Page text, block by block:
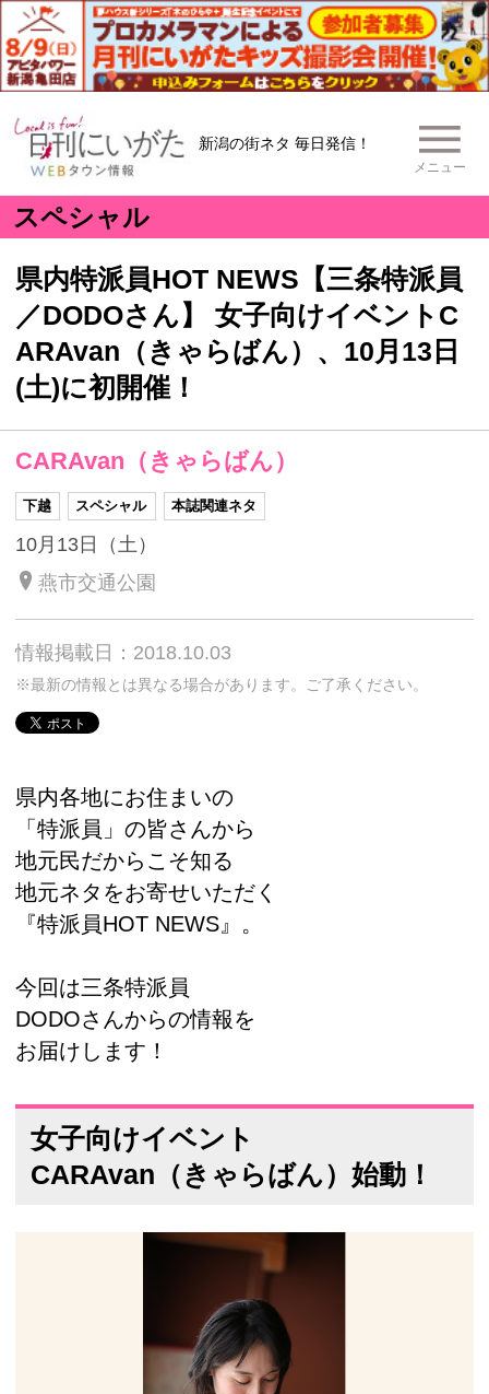
新潟の街ネタ 毎日発信！
メニュー
スペシャル
県内特派員HOT NEWS【三条特派員
／DODOさん】 女子向けイベントC
ARAvan（きゃらばん）、10月13日
(土)に初開催！
CARAvan（きゃらばん）
下越 スペシャル 本誌関連ネタ
10月13日（土）
燕市交通公園
情報掲載日：2018.10.03
※最新の情報とは異なる場合があります。ご了承ください。
県内各地にお住まいの
「特派員」の皆さんから
地元民だからこそ知る
地元ネタをお寄せいただく
『特派員HOT NEWS』。
今回は三条特派員
DODOさんからの情報を
お届けします！
女子向けイベント
CARAvan（きゃらばん）始動！